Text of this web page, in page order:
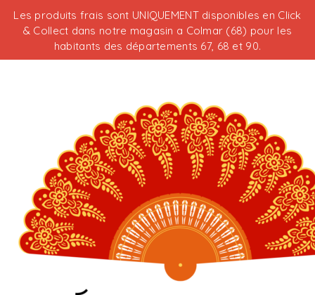
Les produits frais sont UNIQUEMENT disponibles en Click
& Collect dans notre magasin a Colmar (68) pour les
habitants des départements 67, 68 et 90.